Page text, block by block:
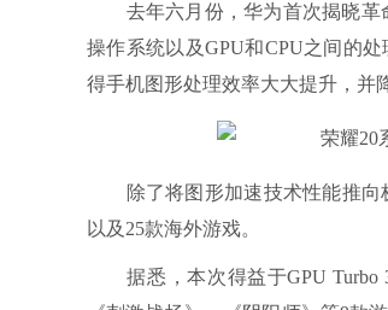
去年六月份，华为首次揭晓革命
操作系统以及GPU和CPU之间的
得手机图形处理效率大大提升，并
除了将图形加速技术性能推向极
以及25款海外游戏。
据悉，本次得益于GPU Turbo